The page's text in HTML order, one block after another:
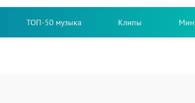
ТОП-50 музыка Клипы